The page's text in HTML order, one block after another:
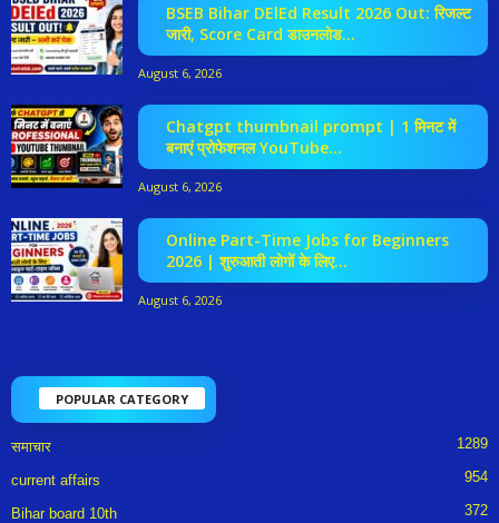
BSEB Bihar DElEd Result 2026 Out: रिजल्ट
जारी, Score Card डाउनलोड...
August 6, 2026
Chatgpt thumbnail prompt | 1 मिनट में
बनाएं प्रोफेशनल YouTube...
August 6, 2026
Online Part-Time Jobs for Beginners
2026 | शुरुआती लोगों के लिए...
August 6, 2026
POPULAR CATEGORY
समाचार 1289
current affairs 954
Bihar board 10th 372